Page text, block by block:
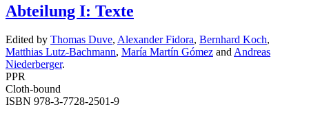
Abteilung I: Texte
Edited by Thomas Duve, Alexander Fidora, Bernhard Koch,
Matthias Lutz-Bachmann, María Martín Gómez andAndreas
Niederberger.
PPR
Cloth-bound
ISBN 978-3-7728-2501-9